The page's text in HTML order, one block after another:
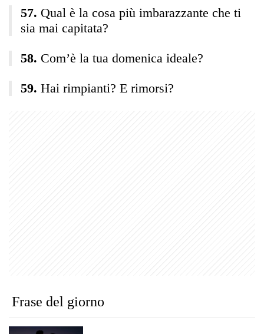
Qual è la cosa più imbarazzante che ti
sia mai capitata?
Com’è la tua domenica ideale?
Hai rimpianti? E rimorsi?
Frase del giorno